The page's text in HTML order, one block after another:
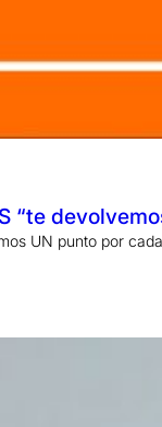
“te
UN punto por